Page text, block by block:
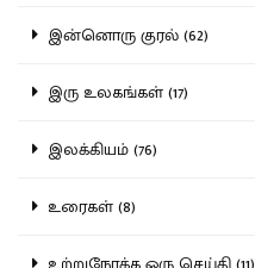
இன்னொரு குரல் (62)
இரு உலகங்கள் (17)
இலக்கியம் (76)
உரைகள் (8)